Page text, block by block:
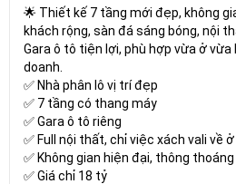
🌟 Thiết kế 7 tầng mới đẹp, không
khách rộng, sàn đá sáng bóng, nội
Gara ô tô tiện lợi, phù hợp vừa ở vừa
doanh.
✅ Nhà phân lô vị trí đẹp
✅ 7 tầng có thang máy
✅ Gara ô tô riêng
✅ Full nội thất, chỉ việc xách vali về ở
✅ Không gian hiện đại, thông thoáng
✅ Giá chỉ 18 tỷ